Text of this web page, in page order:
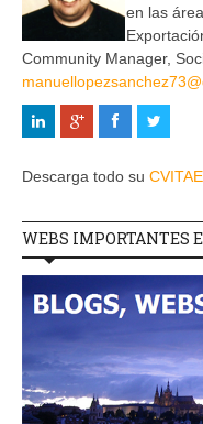
en las
Community Manager,
Descarga todo su
WEBS IMPORTANTES